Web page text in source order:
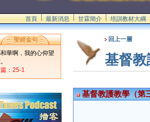
首頁 最新消息 甘霖簡介 培訓教材大綱
聖經金句
華啊，我的心仰望
：25-1
回上一層
基督
基督教護教學（第